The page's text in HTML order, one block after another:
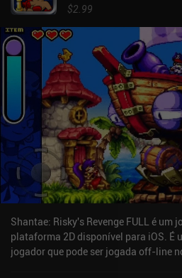
$2.99
Shantae: Risky's Revenge FULL é um
plataforma 2D disponível para iOS. É
jogador que pode ser jogada off-line